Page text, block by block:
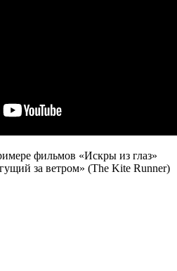
фильмов «Искры из глаз»
за ветром» (The Kite Runner)